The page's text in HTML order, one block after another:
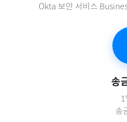
Okta 보안 서비스
송
송